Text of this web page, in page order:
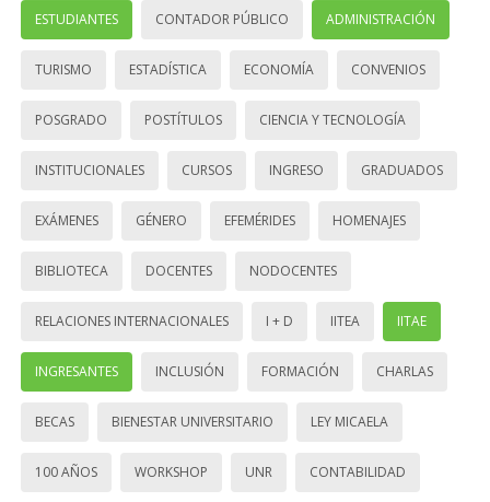
ESTUDIANTES CONTADOR PÚBLICO ADMINISTRACIÓN
TURISMO ESTADÍSTICA ECONOMÍA CONVENIOS
POSGRADO POSTÍTULOS CIENCIA Y TECNOLOGÍA
INSTITUCIONALES CURSOS INGRESO GRADUADOS
EXÁMENES GÉNERO EFEMÉRIDES HOMENAJES
BIBLIOTECA DOCENTES NODOCENTES
RELACIONES INTERNACIONALES I + D IITEA IITAE
INGRESANTES INCLUSIÓN FORMACIÓN CHARLAS
BECAS BIENESTAR UNIVERSITARIO LEY MICAELA
100 AÑOS WORKSHOP UNR CONTABILIDAD